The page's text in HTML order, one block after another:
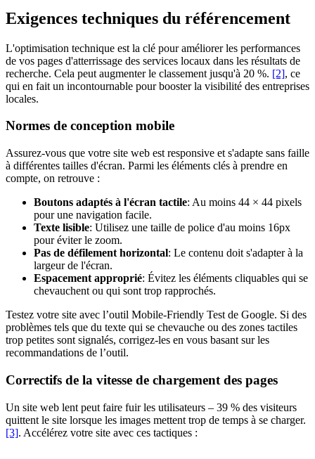
Exigences techniques du référencement
L'optimisation technique est la clé pour améliorer les performances
de vos pages d'atterrissage des services locaux dans les résultats de
recherche. Cela peut augmenter le classement jusqu'à 20 %. [2], ce
qui en fait un incontournable pour booster la visibilité des entreprises
locales.
Normes de conception mobile
Assurez-vous que votre site web est responsive et s'adapte sans faille
à différentes tailles d'écran. Parmi les éléments clés à prendre en
compte, on retrouve :
Boutons adaptés à l'écran tactile: Au moins 44 × 44 pixels
pour une navigation facile.
Texte lisible: Utilisez une taille de police d'au moins 16px
pour éviter le zoom.
Pas de défilement horizontal: Le contenu doit s'adapter à la
largeur de l'écran.
Espacement approprié: Évitez les éléments cliquables qui se
chevauchent ou qui sont trop rapprochés.
Testez votre site avec l’outil Mobile-Friendly Test de Google. Si des
problèmes tels que du texte qui se chevauche ou des zones tactiles
trop petites sont signalés, corrigez-les en vous basant sur les
recommandations de l’outil.
Correctifs de la vitesse de chargement des pages
Un site web lent peut faire fuir les utilisateurs – 39 % des visiteurs
quittent le site lorsque les images mettent trop de temps à se charger.
[3]. Accélérez votre site avec ces tactiques :